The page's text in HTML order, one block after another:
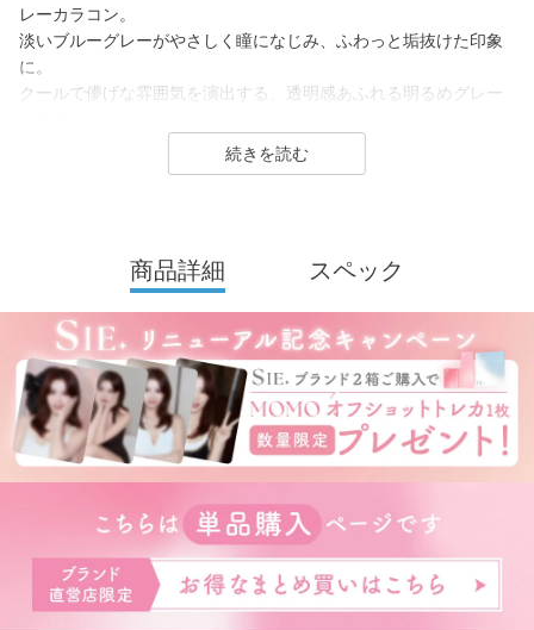
レーカラコン。
淡いブルーグレーがやさしく瞳になじみ、ふわっと垢抜けた印象
に。
クールで儚げな雰囲気を演出する、透明感あふれる明るめグレー
SIE.（シー）はTWICE MOMOさんがイメージモデルを務めるコン
2026年7月に、より瞳にやさしいシリコーンハイドロゲル素材へ
(MOON SODAはリニューアル前（高含水）のみの販売となりま
す）
カラーコンタクトレンズは「回らない水光カラコン(※)」の他、垢
抜けトーンアップカラーや安定のブラウンレンズまで豊富なライ
ンナップ。
裸眼に近い快適さでトレンド感のある目元を叶えるSIE.（シー）
は毎日のマストアイテムになること間違いなしのコンタクトレン
ズブランドです。
※ 軸固定技術を利用することでレンズの回転を抑え定位置で安定
させます。
商品詳細 スペック